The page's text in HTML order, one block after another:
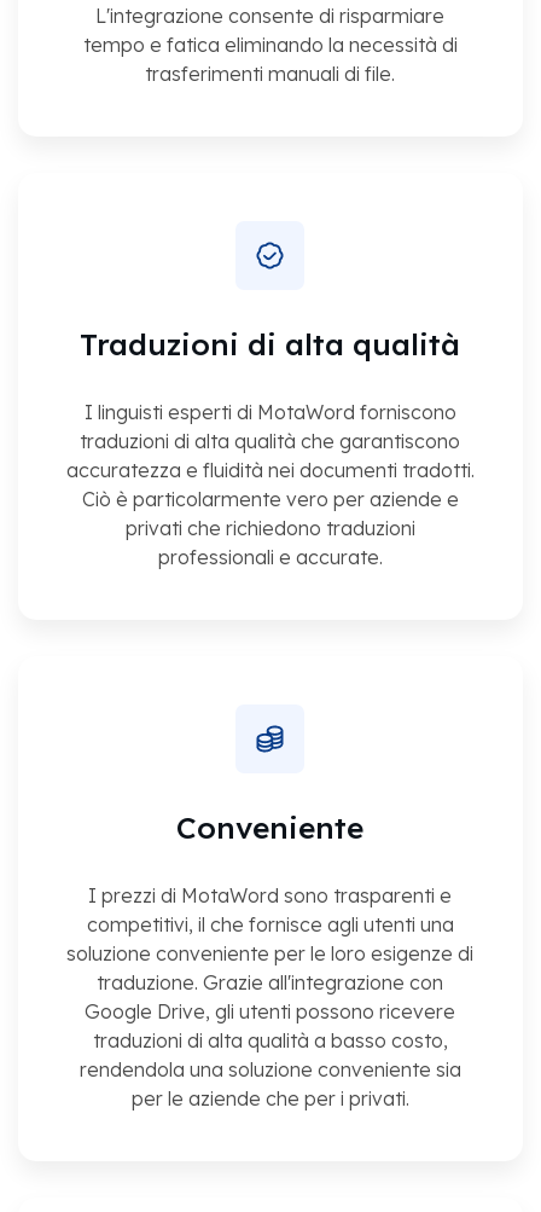
L'integrazione consente di risparmiare
tempo e fatica eliminando la necessità di
trasferimenti manuali di file.
Traduzioni di alta qualità
I linguisti esperti di MotaWord forniscono
traduzioni di alta qualità che garantiscono
accuratezza e fluidità nei documenti tradotti.
Ciò è particolarmente vero per aziende e
privati che richiedono traduzioni
professionali e accurate.
Conveniente
I prezzi di MotaWord sono trasparenti e
competitivi, il che fornisce agli utenti una
soluzione conveniente per le loro esigenze di
traduzione. Grazie all'integrazione con
Google Drive, gli utenti possono ricevere
traduzioni di alta qualità a basso costo,
rendendola una soluzione conveniente sia
per le aziende che per i privati.